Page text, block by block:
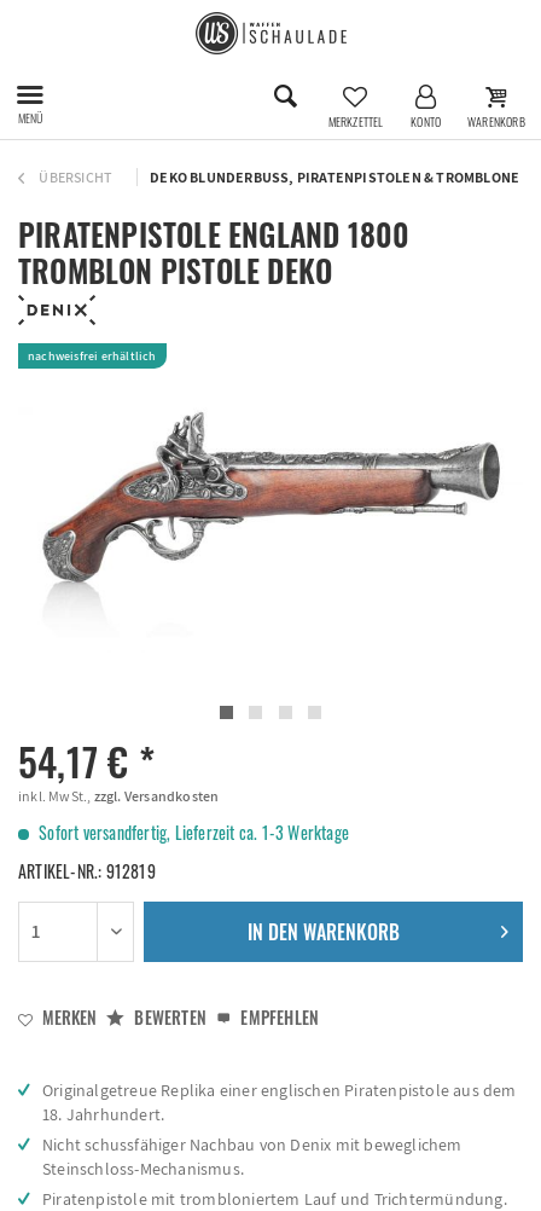
MENÜ MERKZETTEL KONTO WARENKORB
ÜBERSICHT DEKO BLUNDERBUSS, PIRATENPISTOLEN & TROMBLONE
PIRATENPISTOLE ENGLAND 1800
TROMBLON PISTOLE DEKO
nachweisfrei erhältlich
54,17 € *
inkl. MwSt., zzgl. Versandkosten
Sofort versandfertig, Lieferzeit ca. 1-3 Werktage
ARTIKEL-NR.:912819
IN DEN WARENKORB
MERKEN BEWERTEN EMPFEHLEN
Originalgetreue Replika einer englischen Piratenpistole aus dem
18. Jahrhundert.
Nicht schussfähiger Nachbau von Denix mit beweglichem
Steinschloss-Mechanismus.
Piratenpistole mit trombloniertem Lauf und Trichtermündung.